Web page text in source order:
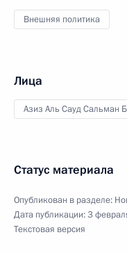
Внешняя политика
Лица
Азиз Аль Сауд Сальман
Статус материала
Опубликован в разделе:
Дата публикации:3
Текстовая версия